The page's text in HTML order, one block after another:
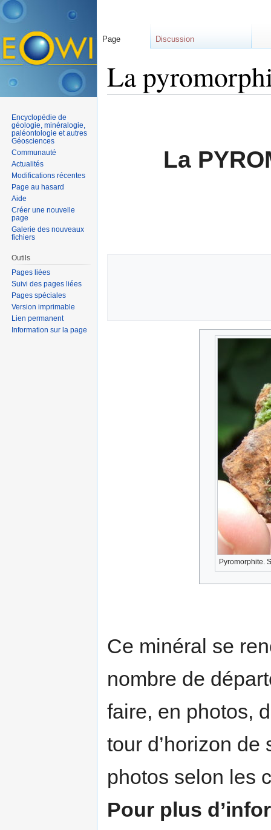
La
La
Pyromorphite.
Ce minéral se
nombre de
faire, en photos,
tour d’horizon
photos selon les
Pour plus
Page Discussion
Encyclopédie de
géologie, minéralogie,
paléontologie et autres
Géosciences
Communauté
Actualités
Modifications récentes
Page au hasard
Aide
Créer une nouvelle
page
Galerie des nouveaux
fichiers
Outils
Pages liées
Suivi des pages liées
Pages spéciales
Version imprimable
Lien permanent
Information sur la page